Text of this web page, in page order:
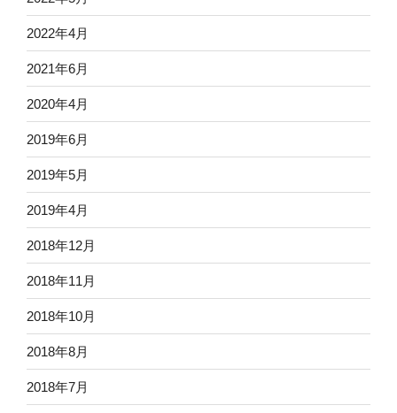
2022年4月
2021年6月
2020年4月
2019年6月
2019年5月
2019年4月
2018年12月
2018年11月
2018年10月
2018年8月
2018年7月